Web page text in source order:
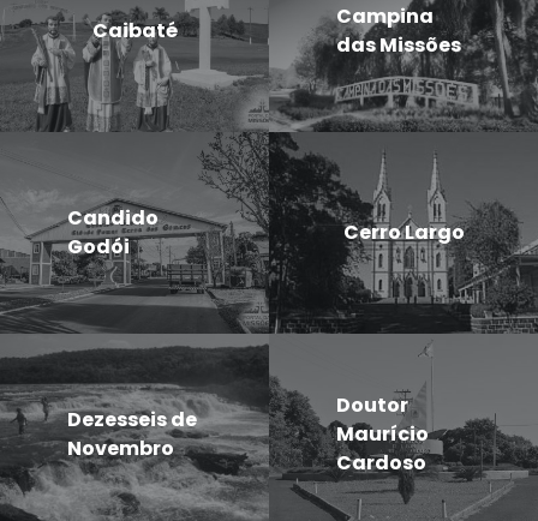
Caibaté
Campina
das Missões
Candido
Godói
Cerro Largo
Dezesseis de
Novembro
Doutor
Maurício
Cardoso